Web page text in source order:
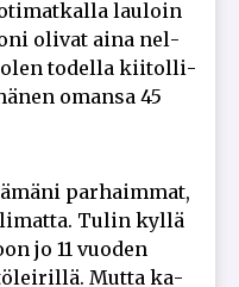
lau­loin
oli­vat ai­na nel­
olen to­del­la kii­tol­li­
oman­sa 45
par­haim­mat,
Tu­lin kyl­lä
jo 11 vuo­den
Mut­ta ka­